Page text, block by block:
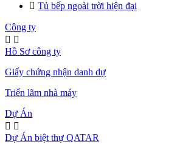
 Tủ bếp ngoài trời hiện đại
Công ty
 
Hồ Sơ công ty
Giấy chứng nhận danh dự
Triển lãm nhà máy
Dự Án
 
Dự Án biệt thự QATAR